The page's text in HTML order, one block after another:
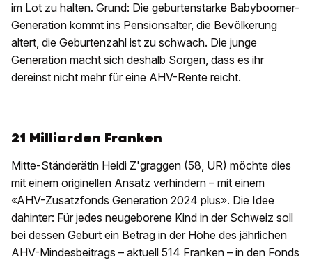
im Lot zu halten. Grund: Die geburtenstarke Babyboomer-
Generation kommt ins Pensionsalter, die Bevölkerung
altert, die Geburtenzahl ist zu schwach. Die junge
Generation macht sich deshalb Sorgen, dass es ihr
dereinst nicht mehr für eine AHV-Rente reicht.
21 Milliarden Franken
Mitte-Ständerätin Heidi Z'graggen (58, UR) möchte dies
mit einem originellen Ansatz verhindern – mit einem
«AHV-Zusatzfonds Generation 2024 plus». Die Idee
dahinter: Für jedes neugeborene Kind in der Schweiz soll
bei dessen Geburt ein Betrag in der Höhe des jährlichen
AHV-Mindesbeitrags – aktuell 514 Franken – in den Fonds